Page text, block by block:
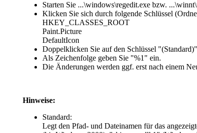
Starten Sie ...\windows\regedit.exe bzw.
Klicken Sie sich durch folgende Schlüssel
HKEY_CLASSES_ROOT
Paint.Picture
DefaultIcon
Doppelklicken Sie auf den Schlüssel "(Standard)
Als Zeichenfolge geben Sie "%1 " ein.
Die Änderungen werden ggf. erst nach einem
Hinweise:
Standard:
Legt den Pfad- und Dateinamen für das